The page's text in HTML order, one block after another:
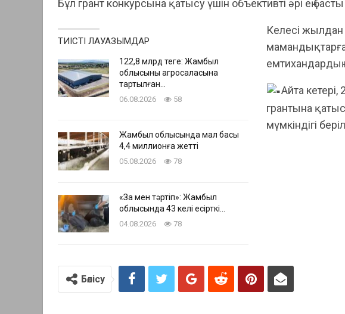
Бұл грант конкурсына қатысу үшін объективті әрі ең
ТИІСТІ ЛАУАЗЫМДАР
122,8 млрд теңге: Жамбыл
облысының агросаласына
тартылған…
06.08.2026 58
Жамбыл облысында мал басы
4,4 миллионға жетті
05.08.2026 78
«Заң мен тәртіп»: Жамбыл
облысында 43 келі есірткі…
04.08.2026 78
Келесі жылдан
емтихандардың
Айта
грантына
мүмкіндігі
Бөлісу